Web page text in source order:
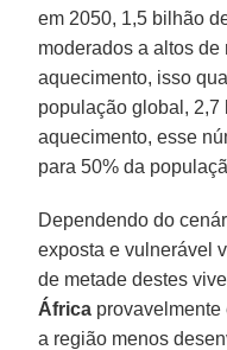
em 2050, 1,5 bilhão
moderados a altos de
aquecimento, isso
população global, 2,7
aquecimento, esse
para 50% da
Dependendo do
exposta e vulnerável
de metade destes
África provavelmente
a região menos